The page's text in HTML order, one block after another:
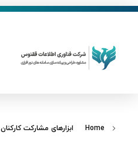
Home ابزارهای مشارکت کارکنان